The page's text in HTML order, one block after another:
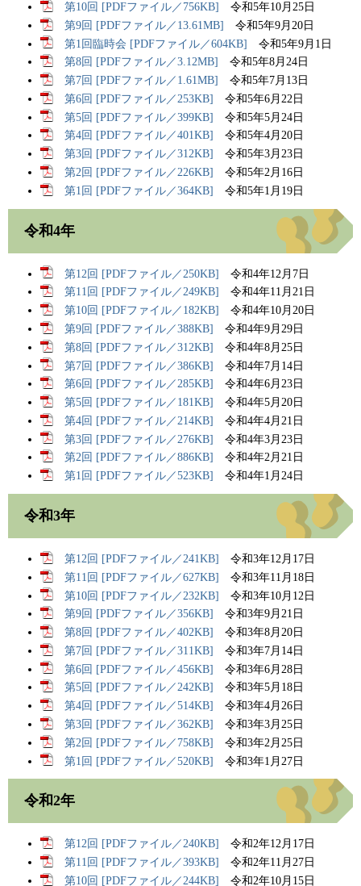
第10回 [PDFファイル／756KB]
令和5年10月25日
第9回 [PDFファイル／13.61MB]
令和5年9月20日
第1回臨時会 [PDFファイル／604KB] 令和5年9月1日
第8回 [PDFファイル／3.12MB]
令和5年8月24日
第7回 [PDFファイル／1.61MB]
令和5年7月13日
第6回 [PDFファイル／253KB]
令和5年6月22日
第5回 [PDFファイル／399KB] 令和5年5月24日
第4回 [PDFファイル／401KB]
令和5年4月20日
第3回 [PDFファイル／312KB]
令和5年3月23日
第2回 [PDFファイル／226KB]
令和5年2月16日
第1回 [PDFファイル／364KB]
令和5年1月19日
令和4年
第12回 [PDFファイル／250KB] 令和4年12月7日
第11回 [PDFファイル／249KB]
令和4年11月21日
第10回 [PDFファイル／182KB]
令和4年10月20日
第9回 [PDFファイル／388KB]
令和4年9月29日
第8回 [PDFファイル／312KB] 令和4年8月25日
第7回 [PDFファイル／386KB] 令和4年7月14日
第6回 [PDFファイル／285KB]
令和4年6月23日
第5回 [PDFファイル／181KB]
令和4年5月20日
第4回 [PDFファイル／214KB]
令和4年4月21日
第3回 [PDFファイル／276KB] 令和4年3月23日
第2回 [PDFファイル／886KB]
令和4年2月21日
第1回 [PDFファイル／523KB]
令和4年1月24日
令和3年
第12回 [PDFファイル／241KB]
令和3年12月17日
第11回 [PDFファイル／627KB]
令和3年11月18日
第10回 [PDFファイル／232KB] 令和3年10月12日
第9回 [PDFファイル／356KB]
令和3年9月21日
第8回 [PDFファイル／402KB]
令和3年8月20日
第7回 [PDFファイル／311KB]
令和3年7月14日
第6回 [PDFファイル／456KB] 令和3年6月28日
第5回 [PDFファイル／242KB]
令和3年5月18日
第4回 [PDFファイル／514KB]
令和3年4月26日
第3回 [PDFファイル／362KB]
令和3年3月25日
第2回 [PDFファイル／758KB]
令和3年2月25日
第1回 [PDFファイル／520KB] 令和3年1月27日
令和2年
第12回 [PDFファイル／240KB]
令和2年12月17日
第11回 [PDFファイル／393KB]
令和2年11月27日
第10回 [PDFファイル／244KB]
令和2年10月15日